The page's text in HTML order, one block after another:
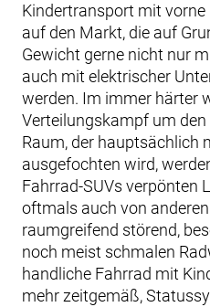
Kindertransport mit
auf den Markt, die auf
Gewicht gerne nicht nur
auch mit elektrischer
werden. Im immer härter
Verteilungskampf um
Raum, der hauptsächlich
ausgefochten wird,
Fahrrad-SUVs verpönten
oftmals auch von
raumgreifend störend,
noch meist schmalen
handliche Fahrrad mit
mehr zeitgemäß,